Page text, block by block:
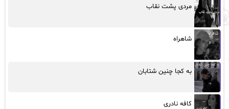
مردی پشت نقاب
شاهراه
به کجا چنین شتابان
کافه نادری